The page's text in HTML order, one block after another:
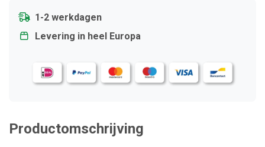
1-2 werkdagen
Levering in heel Europa
Productomschrijving